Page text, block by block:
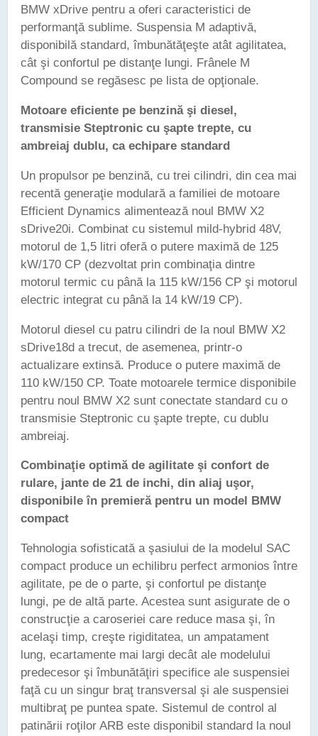
BMW xDrive pentru a oferi caracteristici de
performanţă sublime. Suspensia M adaptivă,
disponibilă standard, îmbunătăţeşte atât agilitatea,
cât şi confortul pe distanţe lungi. Frânele M
Compound se regăsesc pe lista de opţionale.
Motoare eficiente pe benzină şi diesel,
transmisie Steptronic cu şapte trepte, cu
ambreiaj dublu, ca echipare standard
Un propulsor pe benzină, cu trei cilindri, din cea mai
recentă generaţie modulară a familiei de motoare
Efficient Dynamics alimentează noul BMW X2
sDrive20i. Combinat cu sistemul mild-hybrid 48V,
motorul de 1,5 litri oferă o putere maximă de 125
kW/170 CP (dezvoltat prin combinaţia dintre
motorul termic cu până la 115 kW/156 CP şi motorul
electric integrat cu până la 14 kW/19 CP).
Motorul diesel cu patru cilindri de la noul BMW X2
sDrive18d a trecut, de asemenea, printr-o
actualizare extinsă. Produce o putere maximă de
110 kW/150 CP. Toate motoarele termice disponibile
pentru noul BMW X2 sunt conectate standard cu o
transmisie Steptronic cu şapte trepte, cu dublu
ambreiaj.
Combinaţie optimă de agilitate şi confort de
rulare, jante de 21 de inchi, din aliaj uşor,
disponibile în premieră pentru un model BMW
compact
Tehnologia sofisticată a şasiului de la modelul SAC
compact produce un echilibru perfect armonios între
agilitate, pe de o parte, şi confortul pe distanţe
lungi, pe de altă parte. Acestea sunt asigurate de o
construcţie a caroseriei care reduce masa şi, în
acelaşi timp, creşte rigiditatea, un ampatament
lung, ecartamente mai largi decât ale modelului
predecesor şi îmbunătăţiri specifice ale suspensiei
faţă cu un singur braţ transversal şi ale suspensiei
multibraţ pe puntea spate. Sistemul de control al
patinării roţilor ARB este disponibil standard la noul